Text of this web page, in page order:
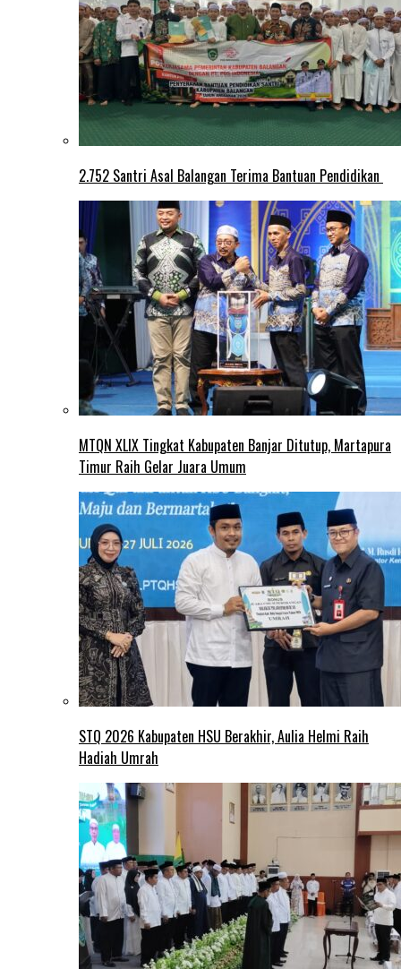
2.752 Santri Asal Balangan Terima Bantuan Pendidikan
MTQN XLIX Tingkat Kabupaten Banjar Ditutup, Martapura
Timur Raih Gelar Juara Umum
STQ 2026 Kabupaten HSU Berakhir, Aulia Helmi Raih
Hadiah Umrah